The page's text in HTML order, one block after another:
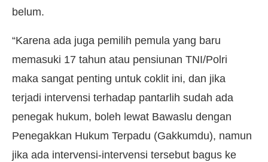
belum.
“Karena ada juga pemilih pemula yang baru
memasuki 17 tahun atau pensiunan TNI/Polri
maka sangat penting untuk coklit ini, dan jika
terjadi intervensi terhadap pantarlih sudah ada
penegak hukum, boleh lewat Bawaslu dengan
Penegakkan Hukum Terpadu (Gakkumdu), namun
jika ada intervensi-intervensi tersebut bagus ke